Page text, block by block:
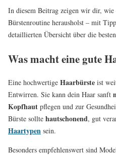
In diesem Beitrag zeigen wir dir, wie
Bürstenroutine herausholst – mit
detaillierten Übersicht über die
Was macht eine gute
Eine hochwertige Haarbürste ist
Entwirren. Sie kann dein Haar sanft
Kopfhaut pflegen und zur
Bürste sollte hautschonend, gut
Haartypen sein.
Besonders empfehlenswert sind